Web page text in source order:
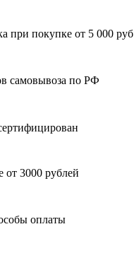
при покупке от 5 000 руб
самовывоза по РФ
от 3000 рублей
оплаты